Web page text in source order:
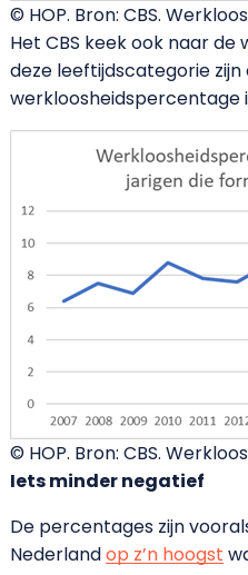
© HOP. Bron: CBS.
Het CBS keek ook naar
deze leeftijdscategorie
werkloosheidspercentage
© HOP. Bron: CBS.
Iets minder negatief
De percentages zijn
Nederlandop z’n hoogst